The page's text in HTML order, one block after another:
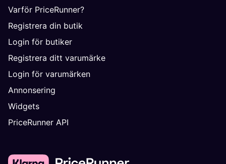
Varför PriceRunner?
Registrera din butik
Login för butiker
Registrera ditt varumärke
Login för varumärken
Annonsering
Widgets
PriceRunner API